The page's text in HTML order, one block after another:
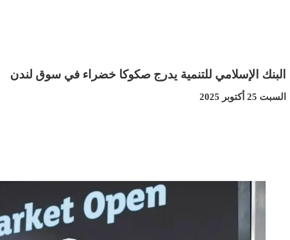
البنك الإسلامي للتنمية يدرج صكوكا خضراء في سوق لندن
السبت 25 أكتوبر 2025